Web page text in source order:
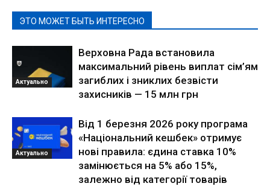
ЭТО МОЖЕТ БЫТЬ ИНТЕРЕСНО
Актуально
Верховна Рада встановила
максимальний рівень виплат сім’ям
загиблих і зниклих безвісти
захисників — 15 млн грн
Актуально
Від 1 березня 2026 року програма
«Національний кешбек» отримує
нові правила: єдина ставка 10%
замінюється на 5% або 15%,
залежно від категорії товарів